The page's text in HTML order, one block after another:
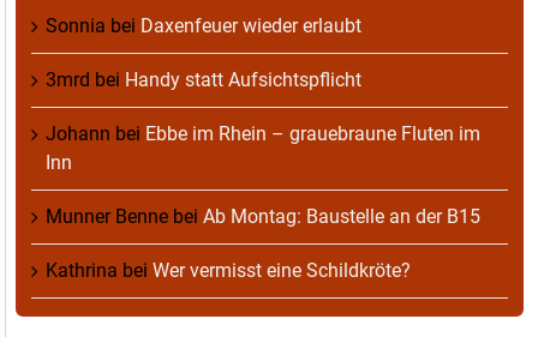
Sonnia bei Daxenfeuer wieder erlaubt
3mrd bei Handy statt Aufsichtspflicht
Johann bei Ebbe im Rhein – grauebraune Fluten im
Inn
Munner Benne bei Ab Montag: Baustelle an der B15
Kathrina bei Wer vermisst eine Schildkröte?